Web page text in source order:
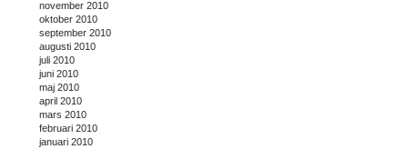
november 2010
oktober 2010
september 2010
augusti 2010
juli 2010
juni 2010
maj 2010
april 2010
mars 2010
februari 2010
januari 2010